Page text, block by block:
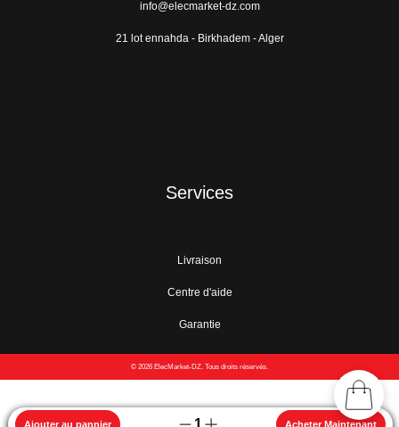
Ajouter au pannier 1 Acheter Maintenant
info@elecmarket-dz.com
21 lot ennahda - Birkhadem - Alger
Services
Livraison
Centre d'aide
Garantie
© 2026 ElecMarket-DZ. Tous droits réservés.